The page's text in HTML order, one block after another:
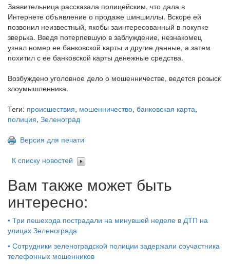
Заявительница рассказала полицейским, что дала в
Интернете объявление о продаже шиншиллы. Вскоре ей
позвонил неизвестный, якобы заинтересованный в покупке
зверька. Введя потерпевшую в заблуждение, незнакомец
узнал номер ее банковской карты и другие данные, а затем
похитил с ее банковской карты денежные средства.
Возбуждено уголовное дело о мошенничестве, ведется розыск
злоумышленника.
Теги: происшествия, мошенничество, банковская карта,
полиция, Зеленоград
Версия для печати
К списку новостей
Вам также может быть
интересно:
• Три пешехода пострадали на минувшей неделе в ДТП на
улицах Зеленограда
• Сотрудники зеленоградской полиции задержали соучастника
телефонных мошенников